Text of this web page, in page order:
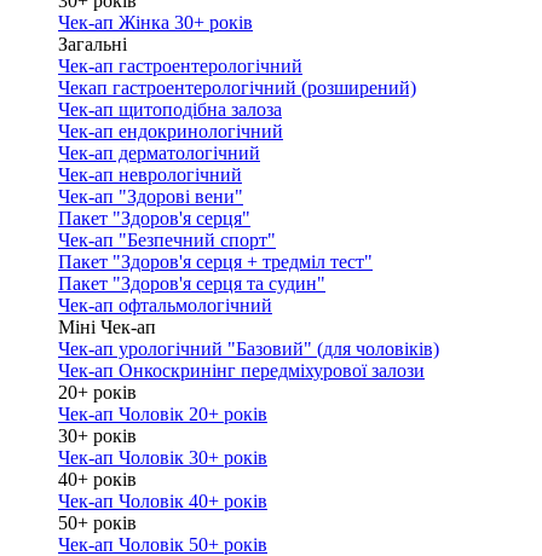
Чек-ап Жінка 30+ років
Загальні
Чек-ап гастроентерологічний
Чекап гастроентерологічний (розширений)
Чек-ап щитоподібна залоза
Чек-ап ендокринологічний
Чек-ап дерматологічний
Чек-ап неврологічний
Чек-ап "Здорові вени"
Пакет "Здоров'я серця"
Чек-ап "Безпечний спорт"
Пакет "Здоров'я серця + тредміл тест"
Пакет "Здоров'я серця та судин"
Чек-ап офтальмологічний
Міні Чек-ап
Чек-ап урологічний "Базовий" (для чоловіків)
Чек-ап Онкоскринінг передміхурової залози
20+ років
Чек-ап Чоловік 20+ років
30+ років
Чек-ап Чоловік 30+ років
40+ років
Чек-ап Чоловік 40+ років
50+ років
Чек-ап Чоловік 50+ років